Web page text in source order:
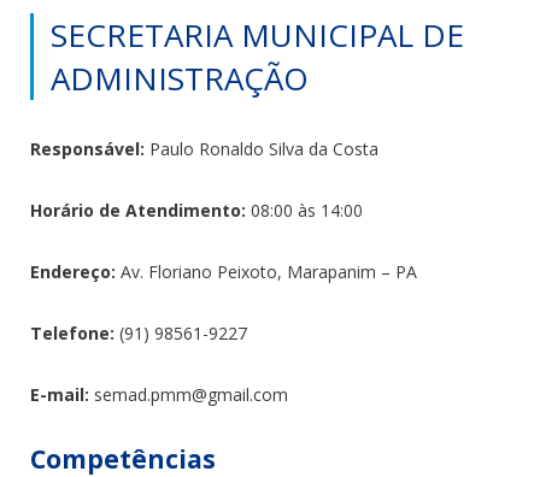
SECRETARIA MUNICIPAL DE
ADMINISTRAÇÃO
Responsável: Paulo Ronaldo Silva da Costa
Horário de Atendimento: 08:00 às 14:00
Endereço: Av. Floriano Peixoto, Marapanim – PA
Telefone: (91) 98561-9227
E-mail: semad.pmm@gmail.com
Competências